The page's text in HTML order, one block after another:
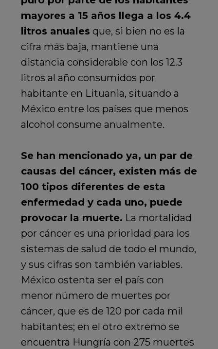
mayores a 15 años llega a los 4.4
litros anuales que, si bien no es la
cifra más baja, mantiene una
distancia considerable con los 12.3
litros al año consumidos por
habitante en Lituania, situando a
México entre los países que menos
alcohol consume anualmente.
Se han mencionado ya, un par de
causas del cáncer, existen más de
100 tipos diferentes de esta
enfermedad y cada uno, puede
provocar la muerte. La mortalidad
por cáncer es una prioridad para los
sistemas de salud de todo el mundo,
y sus cifras son también variables.
México ostenta ser el país con
menor número de muertes por
cáncer, que es de 120 por cada mil
habitantes; en el otro extremo se
encuentra Hungría con 275 muertes